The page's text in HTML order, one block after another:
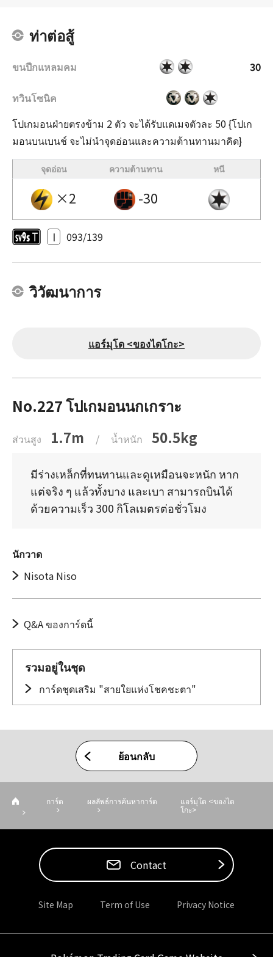
ท่าต่อสู้
ขนปีกแหลมคม 30
ทวินโซนิค
โปเกมอนฝ่ายตรงข้าม 2 ตัว จะได้รับแดเมจตัวละ 50 {โปเก
มอนบนเบนช์ จะไม่นำจุดอ่อนและความต้านทานมาคิด}
จุดอ่อน ความต้านทาน หนี
×2 -30
I 093/139
วิวัฒนาการ
แอร์มุโด <ของไดโกะ>
No.227 โปเกมอนนกเกราะ
ส่วนสูง 1.7m / น้ำหนัก 50.5kg
มีร่างเหล็กที่ทนทานและดูเหมือนจะหนัก หาก
แต่จริง ๆ แล้วทั้งบาง และเบา สามารถบินได้
ด้วยความเร็ว 300 กิโลเมตรต่อชั่วโมง
นักวาด
Nisota Niso
Q&A ของการ์ดนี้
รวมอยู่ในชุด
การ์ดชุดเสริม "สายใยแห่งโชคชะตา"
ย้อนกลับ
การ์ด ผลลัพธ์การค้นหาการ์ด
แอร์มุโด <ของได
โกะ>
Contact
Site Map Term of Use Privacy Notice